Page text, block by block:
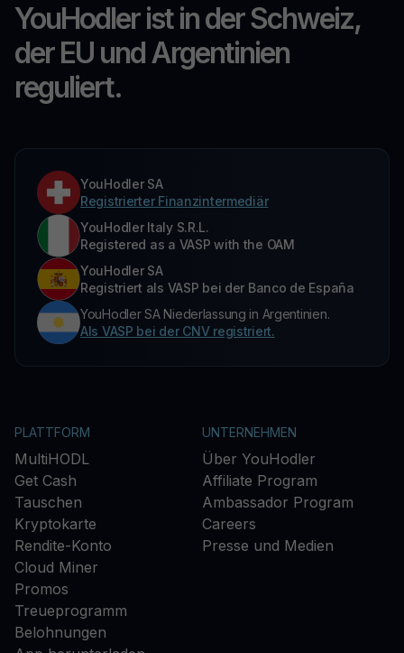
YouHodler ist in der Schweiz,
der EU und Argentinien
reguliert.
YouHodler SA
Registrierter Finanzintermediär
YouHodler Italy S.R.L.
Registered as a VASP with the OAM
YouHodler SA
Registriert als VASP bei der Banco de España
YouHodler SA Niederlassung in Argentinien.
Als VASP bei der CNV registriert.
PLATTFORM
MultiHODL
Get Cash
Tauschen
Kryptokarte
Rendite-Konto
Cloud Miner
Promos
Treueprogramm
Belohnungen
UNTERNEHMEN
Über YouHodler
Affiliate Program
Ambassador Program
Careers
Presse und Medien